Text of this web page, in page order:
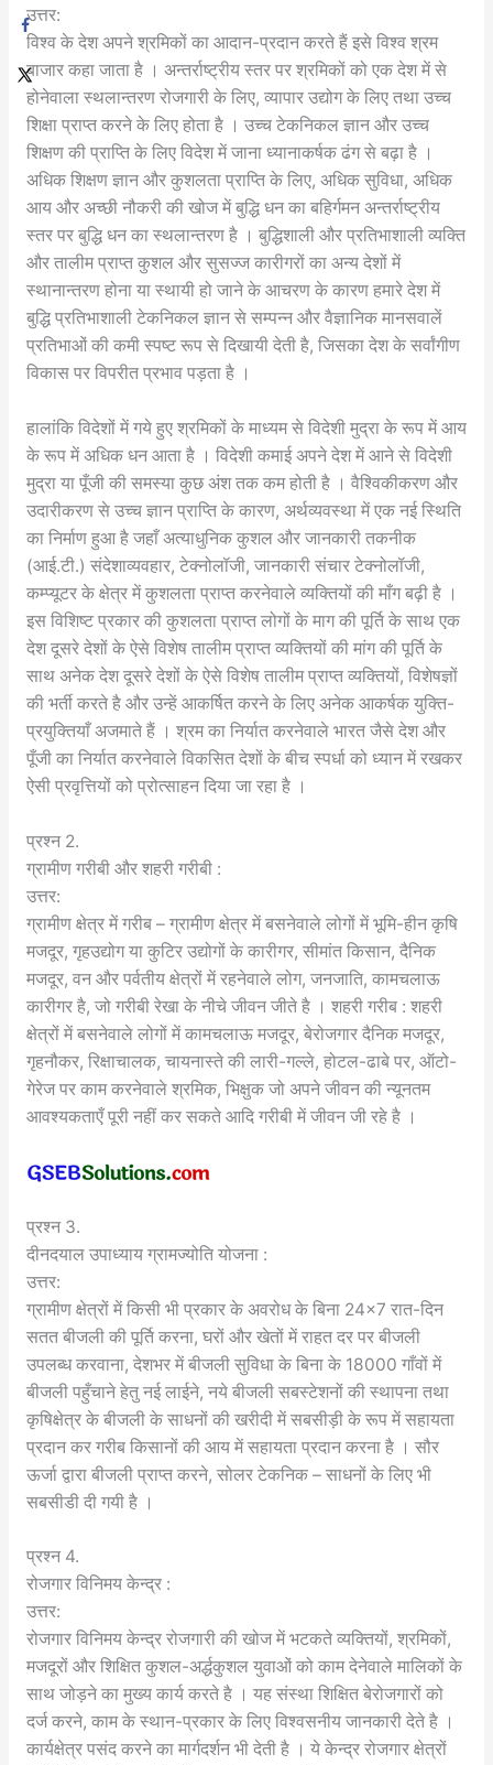
उत्तर:
विश्व के देश अपने श्रमिकों का आदान-प्रदान करते हैं इसे विश्व श्रम
बाजार कहा जाता है । अन्तर्राष्ट्रीय स्तर पर श्रमिकों को एक देश में से
होनेवाला स्थलान्तरण रोजगारी के लिए, व्यापार उद्योग के लिए तथा उच्च
शिक्षा प्राप्त करने के लिए होता है । उच्च टेकनिकल ज्ञान और उच्च
शिक्षण की प्राप्ति के लिए विदेश में जाना ध्यानाकर्षक ढंग से बढ़ा है ।
अधिक शिक्षण ज्ञान और कुशलता प्राप्ति के लिए, अधिक सुविधा, अधिक
आय और अच्छी नौकरी की खोज में बुद्धि धन का बहिर्गमन अन्तर्राष्ट्रीय
स्तर पर बुद्धि धन का स्थलान्तरण है । बुद्धिशाली और प्रतिभाशाली व्यक्ति
और तालीम प्राप्त कुशल और सुसज्ज कारीगरों का अन्य देशों में
स्थानान्तरण होना या स्थायी हो जाने के आचरण के कारण हमारे देश में
बुद्धि प्रतिभाशाली टेकनिकल ज्ञान से सम्पन्न और वैज्ञानिक मानसवालें
प्रतिभाओं की कमी स्पष्ट रूप से दिखायी देती है, जिसका देश के सर्वांगीण
विकास पर विपरीत प्रभाव पड़ता है ।
हालांकि विदेशों में गये हुए श्रमिकों के माध्यम से विदेशी मुद्रा के रूप में आय
के रूप में अधिक धन आता है । विदेशी कमाई अपने देश में आने से विदेशी
मुद्रा या पूँजी की समस्या कुछ अंश तक कम होती है । वैश्विकीकरण और
उदारीकरण से उच्च ज्ञान प्राप्ति के कारण, अर्थव्यवस्था में एक नई स्थिति
का निर्माण हुआ है जहाँ अत्याधुनिक कुशल और जानकारी तकनीक
(आई.टी.) संदेशाव्यवहार, टेक्नोलॉजी, जानकारी संचार टेक्नोलॉजी,
कम्प्यूटर के क्षेत्र में कुशलता प्राप्त करनेवाले व्यक्तियों की माँग बढ़ी है ।
इस विशिष्ट प्रकार की कुशलता प्राप्त लोगों के माग की पूर्ति के साथ एक
देश दूसरे देशों के ऐसे विशेष तालीम प्राप्त व्यक्तियों की मांग की पूर्ति के
साथ अनेक देश दूसरे देशों के ऐसे विशेष तालीम प्राप्त व्यक्तियों, विशेषज्ञों
की भर्ती करते है और उन्हें आकर्षित करने के लिए अनेक आकर्षक युक्ति-
प्रयुक्तियाँ अजमाते हैं । श्रम का निर्यात करनेवाले भारत जैसे देश और
पूँजी का निर्यात करनेवाले विकसित देशों के बीच स्पर्धा को ध्यान में रखकर
ऐसी प्रवृत्तियों को प्रोत्साहन दिया जा रहा है ।
प्रश्न 2.
ग्रामीण गरीबी और शहरी गरीबी :
उत्तर:
ग्रामीण क्षेत्र में गरीब – ग्रामीण क्षेत्र में बसनेवाले लोगों में भूमि-हीन कृषि
मजदूर, गृहउद्योग या कुटिर उद्योगों के कारीगर, सीमांत किसान, दैनिक
मजदूर, वन और पर्वतीय क्षेत्रों में रहनेवाले लोग, जनजाति, कामचलाऊ
कारीगर है, जो गरीबी रेखा के नीचे जीवन जीते है । शहरी गरीब : शहरी
क्षेत्रों में बसनेवाले लोगों में कामचलाऊ मजदूर, बेरोजगार दैनिक मजदूर,
गृहनौकर, रिक्षाचालक, चायनास्ते की लारी-गल्ले, होटल-ढाबे पर, ऑटो-
गेरेज पर काम करनेवाले श्रमिक, भिक्षुक जो अपने जीवन की न्यूनतम
आवश्यकताएँ पूरी नहीं कर सकते आदि गरीबी में जीवन जी रहे है ।
प्रश्न 3.
दीनदयाल उपाध्याय ग्रामज्योति योजना :
उत्तर:
ग्रामीण क्षेत्रों में किसी भी प्रकार के अवरोध के बिना 24×7 रात-दिन
सतत बीजली की पूर्ति करना, घरों और खेतों में राहत दर पर बीजली
उपलब्ध करवाना, देशभर में बीजली सुविधा के बिना के 18000 गाँवों में
बीजली पहुँचाने हेतु नई लाईने, नये बीजली सबस्टेशनों की स्थापना तथा
कृषिक्षेत्र के बीजली के साधनों की खरीदी में सबसीड़ी के रूप में सहायता
प्रदान कर गरीब किसानों की आय में सहायता प्रदान करना है । सौर
ऊर्जा द्वारा बीजली प्राप्त करने, सोलर टेकनिक – साधनों के लिए भी
सबसीडी दी गयी है ।
प्रश्न 4.
रोजगार विनिमय केन्द्र :
उत्तर:
रोजगार विनिमय केन्द्र रोजगारी की खोज में भटकते व्यक्तियों, श्रमिकों,
मजदूरों और शिक्षित कुशल-अर्द्धकुशल युवाओं को काम देनेवाले मालिकों के
साथ जोड़ने का मुख्य कार्य करते है । यह संस्था शिक्षित बेरोजगारों को
दर्ज करने, काम के स्थान-प्रकार के लिए विश्वसनीय जानकारी देते है ।
कार्यक्षेत्र पसंद करने का मार्गदर्शन भी देती है । ये केन्द्र रोजगार क्षेत्रों